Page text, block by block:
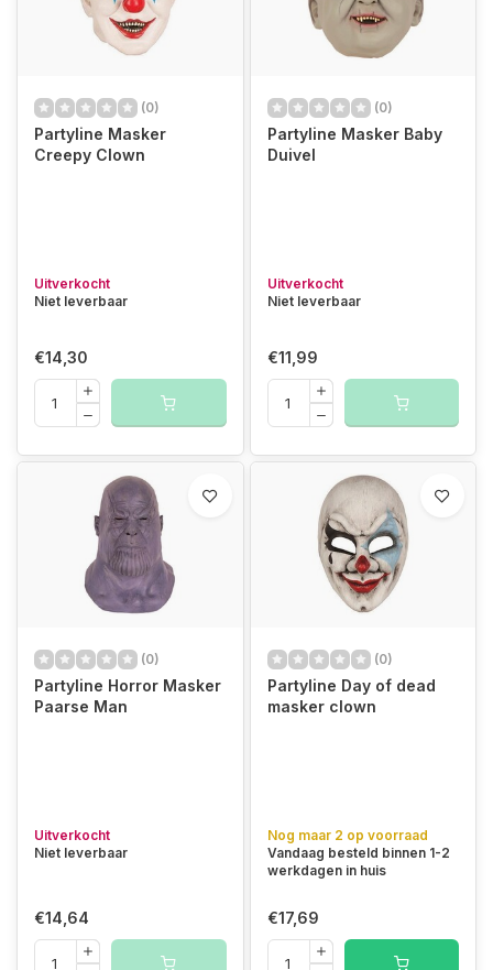
(0)
Partyline Masker
Creepy Clown
Uitverkocht
Niet leverbaar
€14,30
(0)
Partyline Masker Baby
Duivel
Uitverkocht
Niet leverbaar
€11,99
(0)
Partyline Horror Masker
Paarse Man
Uitverkocht
Niet leverbaar
€14,64
(0)
Partyline Day of dead
masker clown
Nog maar 2 op voorraad
Vandaag besteld binnen 1-2
werkdagen in huis
€17,69